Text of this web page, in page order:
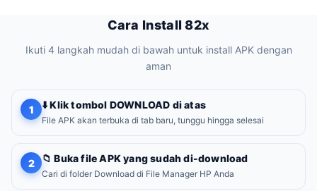
Cara Install 82x
Ikuti 4 langkah mudah di bawah untuk install APK dengan
aman
1 ⬇️ Klik tombol DOWNLOAD di atas
File APK akan terbuka di tab baru, tunggu hingga selesai
2 📁 Buka file APK yang sudah di-download
Cari di folder Download di File Manager HP Anda